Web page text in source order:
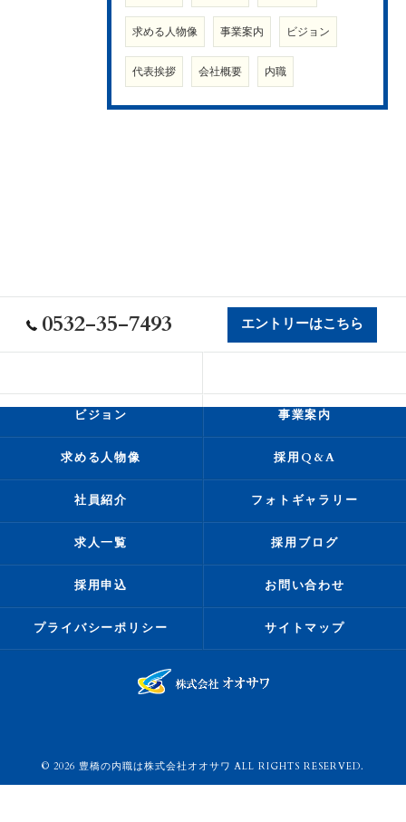
求める人物像 事業案内 ビジョン
代表挨拶 会社概要 内職
0532-35-7493 エントリーはこちら
ビジョン 事業案内
求める人物像 採用Q&A
社員紹介 フォトギャラリー
求人一覧 採用ブログ
採用申込 お問い合わせ
プライバシーポリシー サイトマップ
© 2026 豊橋の内職は株式会社オオサワ ALL RIGHTS RESERVED.